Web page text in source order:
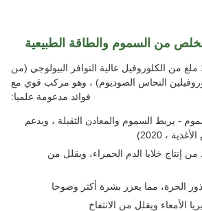
من السموم والطاقة الطبيعية
كل علكة توفر 100 ملغ من الكلوروفيل عالية التوافر البيولوجي (من
النحاس الصوديوم) ، وهو مركب قوي مع
فوائد مدعومة علميا:
- يربط السموم والمعادن الثقيلة ، ويدعم
، 2020)
إنتاج خلايا الدم الحمراء، ويقلل من
الحرة، مما يعزز بشرة أكثر وضوحا
الأمعاء ويقلل من الانتفاخ